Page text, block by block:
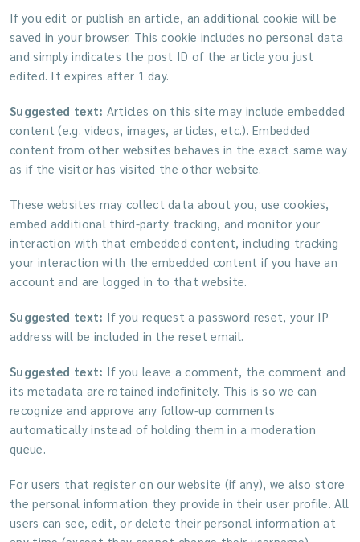
If you edit or publish an article, an additional cookie will be
saved in your browser. This cookie includes no personal data
and simply indicates the post ID of the article you just
edited. It expires after 1 day.
Suggested text: Articles on this site may include embedded
content (e.g. videos, images, articles, etc.). Embedded
content from other websites behaves in the exact same way
as if the visitor has visited the other website.
These websites may collect data about you, use cookies,
embed additional third-party tracking, and monitor your
interaction with that embedded content, including tracking
your interaction with the embedded content if you have an
account and are logged in to that website.
Suggested text: If you request a password reset, your IP
address will be included in the reset email.
Suggested text: If you leave a comment, the comment and
its metadata are retained indefinitely. This is so we can
recognize and approve any follow-up comments
automatically instead of holding them in a moderation
queue.
For users that register on our website (if any), we also store
the personal information they provide in their user profile. All
users can see, edit, or delete their personal information at